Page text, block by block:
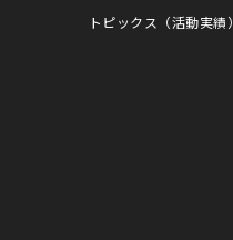
トピックス（活動実績）